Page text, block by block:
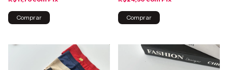
Comprar Comprar